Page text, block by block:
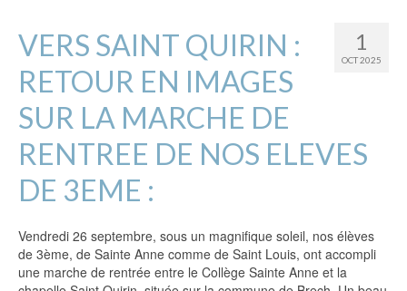
1
OCT 2025
VERS SAINT QUIRIN :
RETOUR EN IMAGES
SUR LA MARCHE DE
RENTREE DE NOS ELEVES
DE 3EME :
Vendredi 26 septembre, sous un magnifique soleil, nos élèves
de 3ème, de Sainte Anne comme de Saint Louis, ont accompli
une marche de rentrée entre le Collège Sainte Anne et la